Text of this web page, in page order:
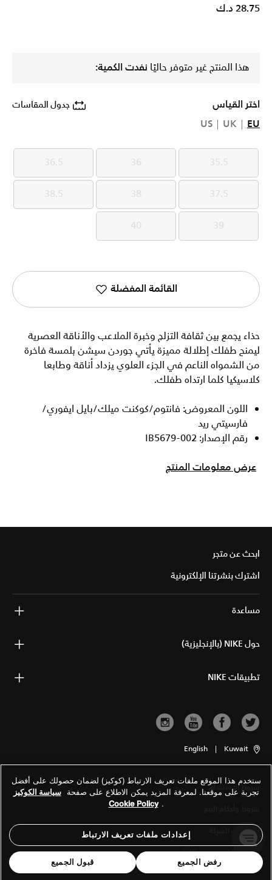
28.75 د.ك
هذا المنتج غير متوفر حاليًا نفدت الكمية:
اختر القياس جدول المقاسات
EU
UK
US
35.5
35.5
36
36
36.5
36.5
37.5
37.5
38
38
38.5
38.5
39
39
40
40
القائمة المفضلة
حذاء يجمع بين ثقافة التزلج وخبرة الملاعب والأناقة العصرية
ليمنح طفلك إطلالة مميزة يأتي جوردن سيشن بلمسة فاخرة
من الشمواه الناعم في الجزء العلوي يزداد أناقة وطابعا
كلاسيكيا كلما ارتداه طفلك.
اللون المعروض: فانتوم/كوكنت ميلك/بايل ايفوري/
فارسيتي ريد
رقم الإصدار: IB5679-002
عرض معلومات المنتج
ابحث عن متجر
اشترك بنشرتنا الإلكترونية
مساعدة
حول NIKE (بالإنجليزية)
تطبيقات NIKE
Kuwait
|
English
شروط الاستخدام
معلومات الشركة
سياسة الخصوصية والكوكيز
ستخدم هذا الموقع ملفات تعريف الارتباط (كوكيز) لضمان حصولك على أفضل
تجربة على موقعنا. لمعرفة المزيد يمكن الاطلاع على صفحة سياسة الكوكيز
.
Cookie Policy
إعدادات ملفات تعريف الارتباط
رفض الجميع قبول الجميع